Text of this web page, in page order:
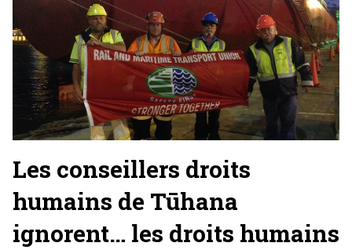
Les conseillers droits
humains de Tūhana
ignorent… les droits humains